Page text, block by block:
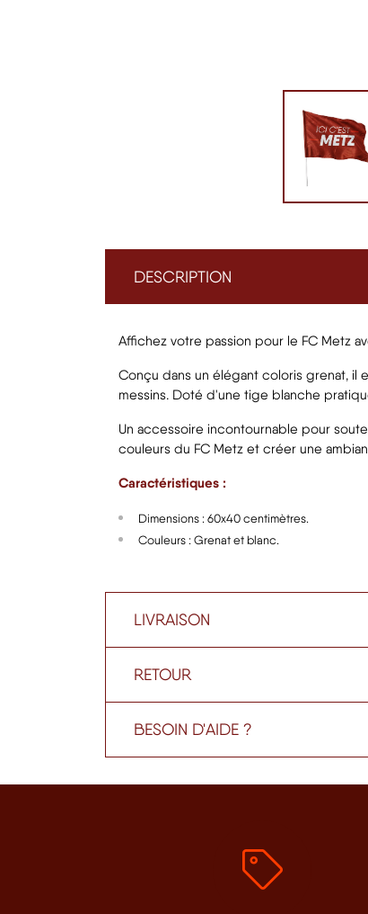
DESCRIPTION
Affichez votre passion pour le FC Metz
Conçu dans un élégant coloris grenat, il
messins. Doté d'une tige blanche
Un accessoire incontournable pour
couleurs du FC Metz et créer une
Caractéristiques :
Dimensions : 60x40 centimètres.
Couleurs : Grenat et blanc.
LIVRAISON
RETOUR
BESOIN D'AIDE ?